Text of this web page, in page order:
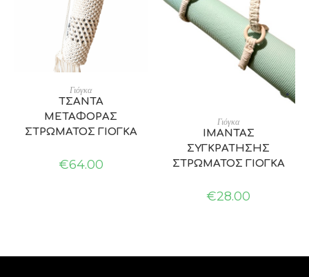
ADD TO CART
Γιόγκα
ΤΣΑΝΤΑ
ΜΕΤΑΦΟΡΑΣ
ΣΤΡΩΜΑΤΟΣ ΓΙΟΓΚΑ
€64.00
ADD TO CART
Γιόγκα
ΙΜΑΝΤΑΣ
ΣΥΓΚΡΑΤΗΣΗΣ
ΣΤΡΩΜΑΤΟΣ ΓΙΟΓΚΑ
€28.00